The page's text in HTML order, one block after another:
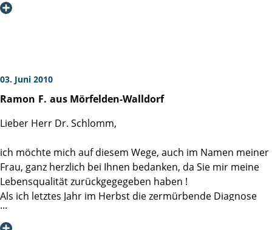
wieder in geregelte Bahnen. Der Aufenthalt in Ihrer Klinik
Herr Dr.Schlomm. Kann die Martini Klinik nur wärmstens
empfehlen gerade für die immer jünger werdenden
Patienten.
03. Juni 2010
Ramon F. aus Mörfelden-Walldorf
Lieber Herr Dr. Schlomm,
ich möchte mich auf diesem Wege, auch im Namen meiner
Frau, ganz herzlich bei Ihnen bedanken, da Sie mir meine
Lebensqualität zurückgegegeben haben !
Als ich letztes Jahr im Herbst die zermürbende Diagnose
Prostatakarzinom im Anfangsstadium erhalten hatte, habe
ich mich auf anraten meines Urologen Herrn Prof. Wiesel